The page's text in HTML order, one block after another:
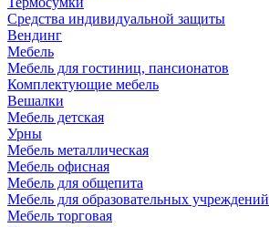
Средства индивидуальной защиты
Вендинг
Мебель
Мебель для гостиниц, пансионатов
Комплектующие мебель
Вешалки
Мебель детская
Урны
Мебель металлическая
Мебель офисная
Мебель для общепита
Мебель для образовательных учреждений
Мебель торговая